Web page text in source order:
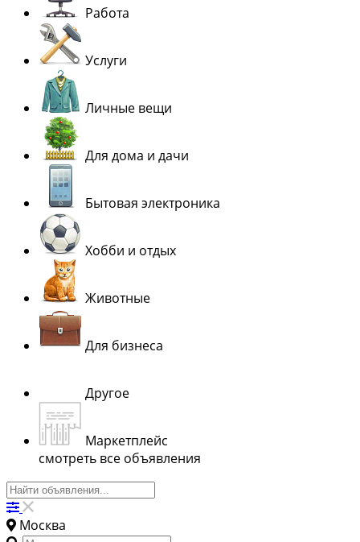
Работа
Услуги
Личные вещи
Для дома и дачи
Бытовая электроника
Хобби и отдых
Животные
Для бизнеса
Другое
Маркетплейс
смотреть все объявления
Москва